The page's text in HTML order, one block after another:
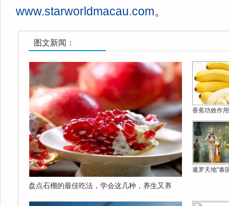
www.starworldmacau.com。
图文新闻：
盘点石榴的最佳吃法，学会这几种，养生又养
香蕉功效作
暹罗天地"泰